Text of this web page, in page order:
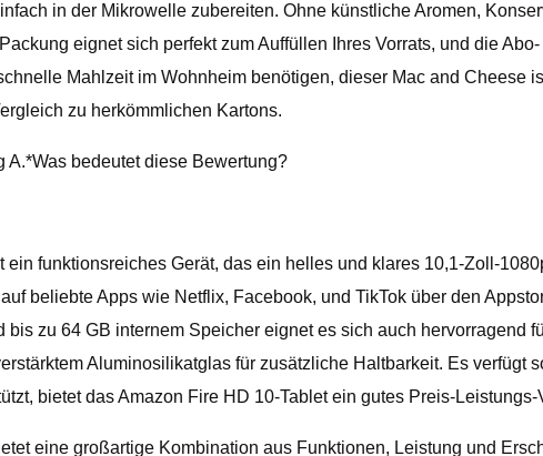
in der Mikrowelle zubereiten. Ohne künstliche Aromen,
eignet sich perfekt zum Auffüllen Ihres Vorrats, und die
Mahlzeit im Wohnheim benötigen, dieser Mac and
zu herkömmlichen Kartons.
A.*Was bedeutet diese Bewertung?
ein funktionsreiches Gerät, das ein helles und klares 10,1-Zoll-
beliebte Apps wie Netflix, Facebook, und TikTok über den
bis zu 64 GB internem Speicher eignet es sich auch
Aluminosilikatglas für zusätzliche Haltbarkeit. Es
bietet das Amazon Fire HD 10-Tablet ein gutes Preis-Leistungs-
eine großartige Kombination aus Funktionen, Leistung und